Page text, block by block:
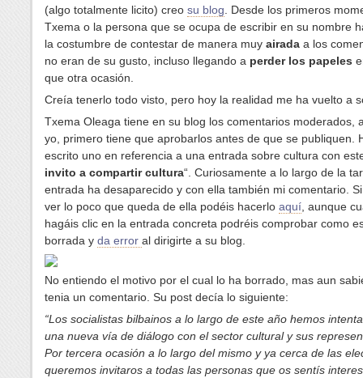
(algo totalmente licito) creo su blog . Desde los primeros
Txema o la persona que se ocupa de escribir en su nombre
la costumbre de contestar de manera muy airada a los
no eran de su gusto, incluso llegando a perder los papeles
que otra ocasión.
Creía tenerlo todo visto, pero hoy la realidad me ha vuelto a
Txema Oleaga tiene en su blog los comentarios moderados,
yo, primero tiene que aprobarlos antes de que se publiquen.
escrito uno en referencia a una entrada sobre cultura con
invito a compartir cultura“. Curiosamente a lo largo de la
entrada ha desaparecido y con ella también mi comentario.
ver lo poco que queda de ella podéis hacerlo aquí , aunque
hagáis clic en la entrada concreta podréis comprobar como
borrada y da error al dirigirte a su blog.
No entiendo el motivo por el cual lo ha borrado, mas aun
tenia un comentario. Su post decía lo siguiente:
“Los socialistas bilbainos a lo largo de este año hemos
una nueva vía de diálogo con el sector cultural y sus
Por tercera ocasión a lo largo del mismo y ya cerca de las
queremos invitaros a todas las personas que os sentís